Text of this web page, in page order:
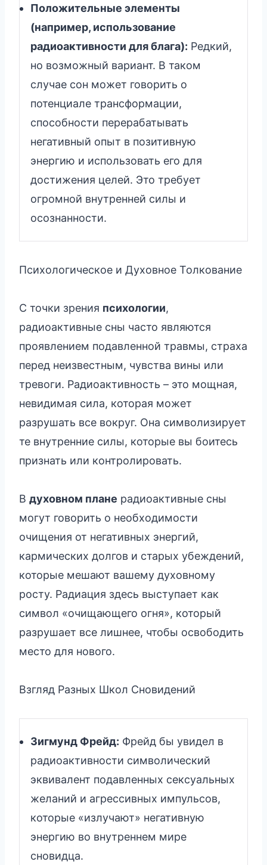
Положительные элементы
(например, использование
радиоактивности для блага): Редкий,
но возможный вариант. В таком
случае сон может говорить о
потенциале трансформации,
способности перерабатывать
негативный опыт в позитивную
энергию и использовать его для
достижения целей. Это требует
огромной внутренней силы и
осознанности.
Психологическое и Духовное Толкование
С точки зрения психологии,
радиоактивные сны часто являются
проявлением подавленной травмы, страха
перед неизвестным, чувства вины или
тревоги. Радиоактивность – это мощная,
невидимая сила, которая может
разрушать все вокруг. Она символизирует
те внутренние силы, которые вы боитесь
признать или контролировать.
В духовном плане радиоактивные сны
могут говорить о необходимости
очищения от негативных энергий,
кармических долгов и старых убеждений,
которые мешают вашему духовному
росту. Радиация здесь выступает как
символ «очищающего огня», который
разрушает все лишнее, чтобы освободить
место для нового.
Взгляд Разных Школ Сновидений
Зигмунд Фрейд: Фрейд бы увидел в
радиоактивности символический
эквивалент подавленных сексуальных
желаний и агрессивных импульсов,
которые «излучают» негативную
энергию во внутреннем мире
сновидца.